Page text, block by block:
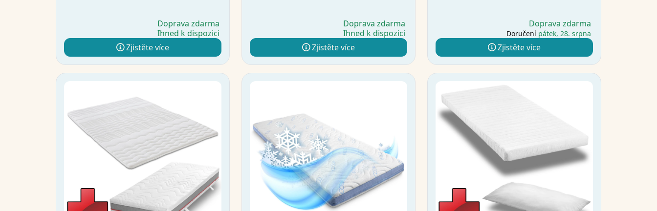
Doprava zdarma
Ihned k dispozici
Zjistěte více
Doprava zdarma
Ihned k dispozici
Zjistěte více
Doprava zdarma
Doručení pátek, 28. srpna
Zjistěte více